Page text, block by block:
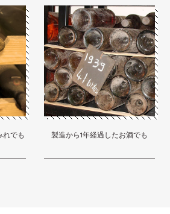
れでも
製造から1年経過したお酒でも